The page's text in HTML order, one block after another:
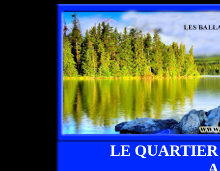
LE